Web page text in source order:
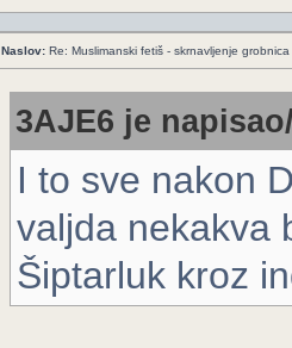
Naslov: Re: Muslimanski fetiš - skrnavljenje
3AJE6 je
I to sve nakon
valjda nekakva
Šiptarluk kroz